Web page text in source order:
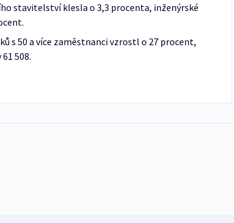
stavitelství klesla o 3,3 procenta, inženýrské
s 50 a více zaměstnanci vzrostl o 27 procent,
508.